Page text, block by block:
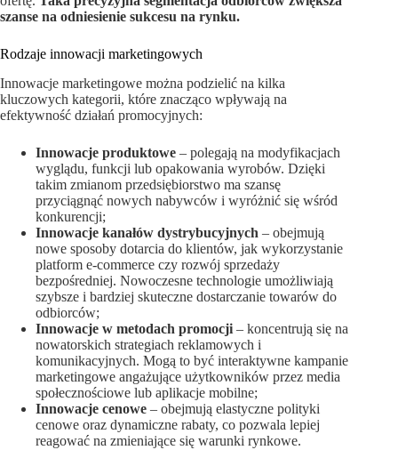
szanse na odniesienie sukcesu na rynku.
Rodzaje innowacji marketingowych
Innowacje marketingowe można podzielić na kilka
kluczowych kategorii, które znacząco wpływają na
efektywność działań promocyjnych:
Innowacje produktowe – polegają na modyfikacjach
wyglądu, funkcji lub opakowania wyrobów. Dzięki
takim zmianom przedsiębiorstwo ma szansę
przyciągnąć nowych nabywców i wyróżnić się wśród
konkurencji;
Innowacje kanałów dystrybucyjnych – obejmują
nowe sposoby dotarcia do klientów, jak wykorzystanie
platform e-commerce czy rozwój sprzedaży
bezpośredniej. Nowoczesne technologie umożliwiają
szybsze i bardziej skuteczne dostarczanie towarów do
odbiorców;
Innowacje w metodach promocji – koncentrują się na
nowatorskich strategiach reklamowych i
komunikacyjnych. Mogą to być interaktywne kampanie
marketingowe angażujące użytkowników przez media
społecznościowe lub aplikacje mobilne;
Innowacje cenowe – obejmują elastyczne polityki
cenowe oraz dynamiczne rabaty, co pozwala lepiej
reagować na zmieniające się warunki rynkowe.